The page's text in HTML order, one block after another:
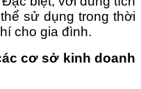
sử dụng trong thời
cho gia đình.
cơ sở kinh doanh